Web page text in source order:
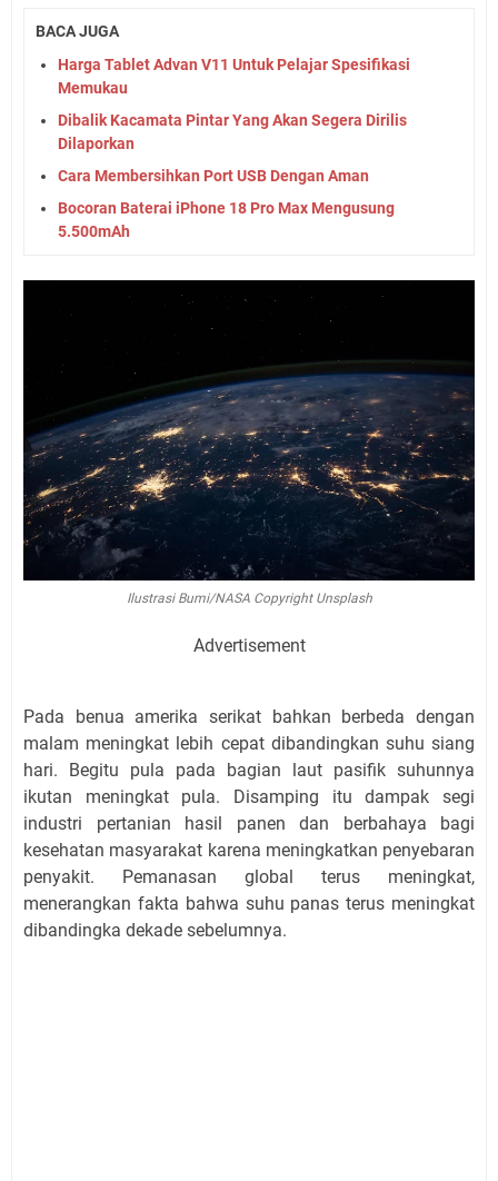
BACA JUGA
Harga Tablet Advan V11 Untuk Pelajar Spesifikasi
Memukau
Dibalik Kacamata Pintar Yang Akan Segera Dirilis
Dilaporkan
Cara Membersihkan Port USB Dengan Aman
Bocoran Baterai iPhone 18 Pro Max Mengusung
5.500mAh
Ilustrasi Bumi/NASA Copyright Unsplash
Advertisement
Pada benua amerika serikat bahkan berbeda dengan
malam meningkat lebih cepat dibandingkan suhu siang
hari. Begitu pula pada bagian laut pasifik suhunnya
ikutan meningkat pula. Disamping itu dampak segi
industri pertanian hasil panen dan berbahaya bagi
kesehatan masyarakat karena meningkatkan penyebaran
penyakit. Pemanasan global terus meningkat,
menerangkan fakta bahwa suhu panas terus meningkat
dibandingka dekade sebelumnya.